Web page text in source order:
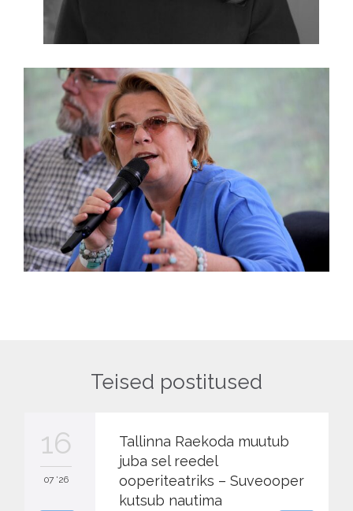
Teised postitused
16
07 '26
Tallinna Raekoda muutub
juba sel reedel
ooperiteatriks – Suveooper
kutsub nautima